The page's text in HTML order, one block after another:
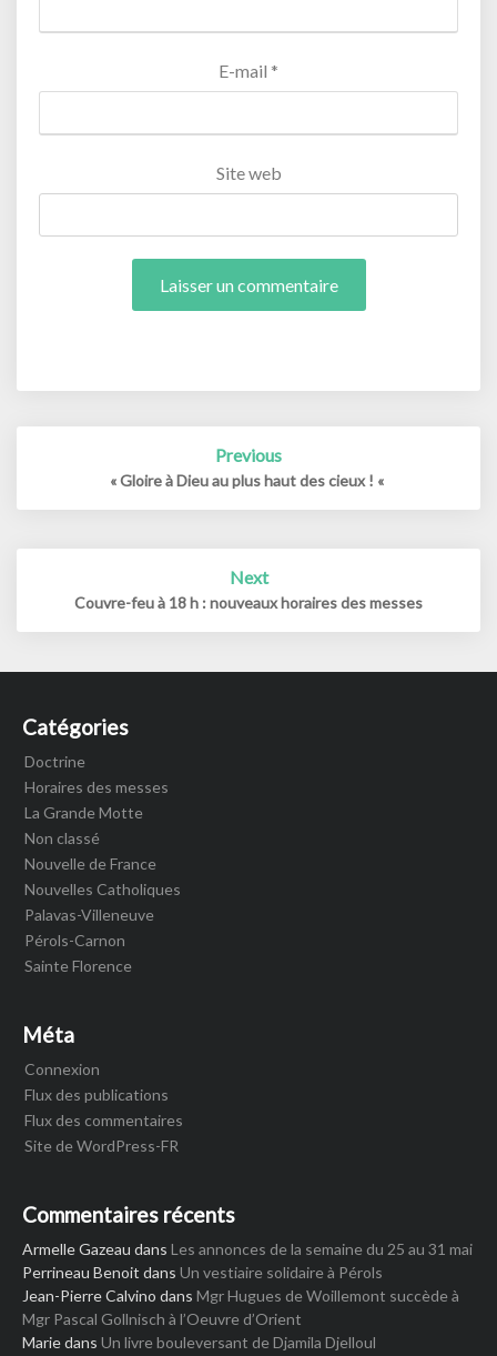
E-mail *
Site web
Previous
« Gloire à Dieu au plus haut des cieux ! «
Next
Couvre-feu à 18 h : nouveaux horaires des messes
Catégories
Doctrine
Horaires des messes
La Grande Motte
Non classé
Nouvelle de France
Nouvelles Catholiques
Palavas-Villeneuve
Pérols-Carnon
Sainte Florence
Méta
Connexion
Flux des publications
Flux des commentaires
Site de WordPress-FR
Commentaires récents
Armelle Gazeau dans Les annonces de la semaine du 25 au 31 mai
Perrineau Benoit dans Un vestiaire solidaire à Pérols
Jean-Pierre Calvino dans Mgr Hugues de Woillemont succède à
Mgr Pascal Gollnisch à l’Oeuvre d’Orient
Mariedans Un livre bouleversant de Djamila Djelloul